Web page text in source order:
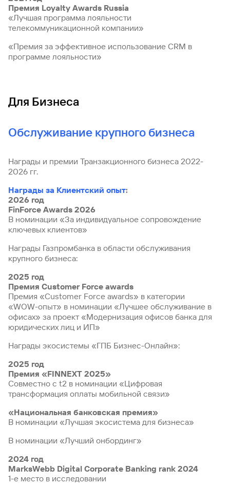
Премия Loyalty Awards Russia
«Лучшая программа лояльности
телекоммуникационной компании»
«Премия за эффективное использование CRM в
программе лояльности»
Для Бизнеса
Обслуживание крупного бизнеса
Награды и премии Транзакционного бизнеса 2022-
2026 гг.
Награды за Клиентский опыт:
2026 год
FinForce Awards 2026
В номинации «За индивидуальное сопровождение
ключевых клиентов»
Награды Газпромбанка в области обслуживания
крупного бизнеса:
2025 год
Премия Customer Force awards
Премия «Customer Force awards» в категории
«WOW-опыт» в номинации «Лучшее обслуживание в
офисах» за проект «Модернизация офисов банка для
юридических лиц и ИП»
Награды экосистемы «ГПБ Бизнес-Онлайн»:
2025 год
Премия «FINNEXT 2025»
Совместно с t2 в номинации «Цифровая
трансформация оплаты мобильной связи»
«Национальная банковская премия»
В номинации «Лучшая экосистема для бизнеса»
В номинации «Лучший онбординг»
2024 год
MarksWebb Digital Corporate Banking rank 2024
1-е место в исследовании